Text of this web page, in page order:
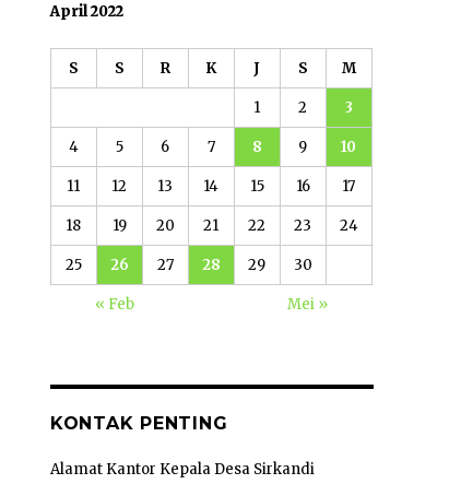
April 2022
S S R K J S M
1 2 3
4 5 6 7 8 9 10
11 12 13 14 15 16 17
18 19 20 21 22 23 24
25 26 27 28 29 30
« Feb Mei »
KONTAK PENTING
Alamat Kantor Kepala Desa Sirkandi